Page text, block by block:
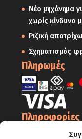
Νέο μηχάνημα
χωρίς κίνδυνο
Ριζική
Σχηματισμός
Πληρωμές
Πληροφορίες
Ο